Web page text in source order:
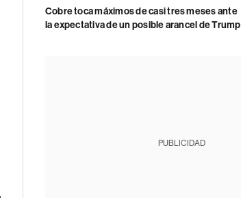
Cobre toca máximos de casi tres meses ante
la expectativa de un posible arancel de Trump
PUBLICIDAD